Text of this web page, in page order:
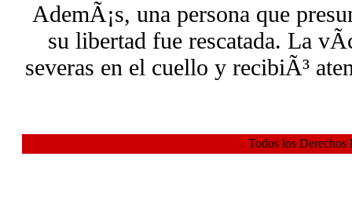
AdemÃ¡s, una persona que
su libertad fue rescatada. La
severas en el cuello y recibiÃ³
Todos los Derechos